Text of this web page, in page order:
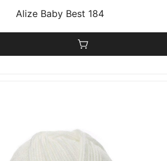
Alize Baby Best 184